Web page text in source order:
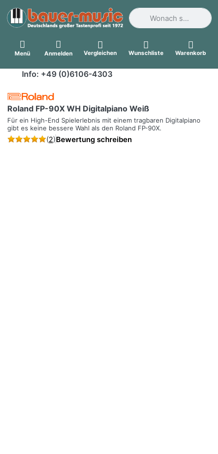
Geben Sie einen
Menü Anmelden Vergleichen Wunschliste Warenkorb
Info: +49 (0)6106-4303
Roland FP-90X WH Digitalpiano Weiß
Für ein High-End Spielerlebnis mit einem tragbaren Digitalpiano
gibt es keine bessere Wahl als den Roland FP-90X.
(2)Bewertung schreiben